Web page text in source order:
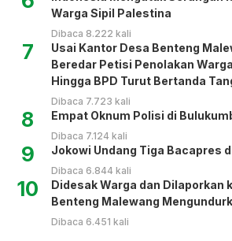
Warga Sipil Palestina
Dibaca 8.222 kali
7
Usai Kantor Desa Benteng
Beredar Petisi Penolakan
Hingga BPD Turut Bertanda
Dibaca 7.723 kali
8 Empat Oknum Polisi di
Dibaca 7.124 kali
9 Jokowi Undang Tiga Bacapres
Dibaca 6.844 kali
10
Didesak Warga dan Dilaporkan
Benteng Malewang
Dibaca 6.451 kali